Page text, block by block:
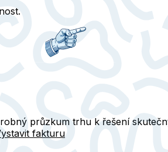
průzkum trhu k řešení
fakturu